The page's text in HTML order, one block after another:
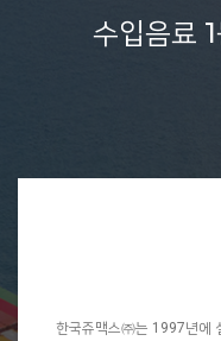
수입음료
한국쥬맥스㈜는 1997년에